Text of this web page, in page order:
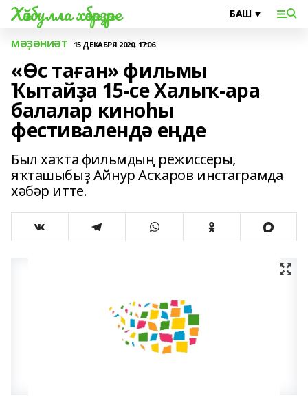
Хәйбулла хәбәрҙәре
МӘҘӘНИӘТ 15 ДЕКАБРЯ 2020, 17:06
«Өс таған» фильмы
Ҡытайҙа 15-се Халыҡ-ара
балалар киноһы
фестивалендә еңде
Был хаҡта фильмдың режиссеры,
яҡташыбыҙ Айнур Асҡаров инстаграмда
хәбәр итте.